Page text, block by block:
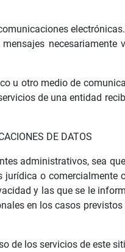
u otro medio de
de una entidad
DE DATOS
administrativos, sea
o
y las que se le
en los casos
de los servicios de este